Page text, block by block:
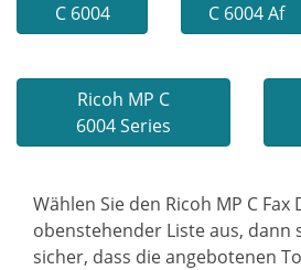
C 6004
C 6004 Af
Ricoh MP C
6004 Series
Wählen Sie den Ricoh MP C Fax
obenstehender Liste aus, dann
sicher, dass die angebotenen